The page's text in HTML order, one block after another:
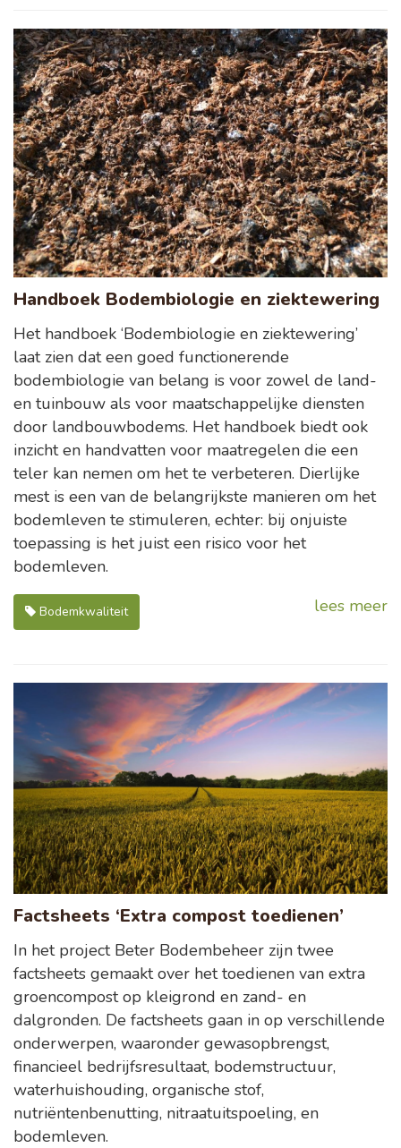
Handboek Bodembiologie en ziektewering
Het handboek ‘Bodembiologie en ziektewering’
laat zien dat een goed functionerende
bodembiologie van belang is voor zowel de land-
en tuinbouw als voor maatschappelijke diensten
door landbouwbodems. Het handboek biedt ook
inzicht en handvatten voor maatregelen die een
teler kan nemen om het te verbeteren. Dierlijke
mest is een van de belangrijkste manieren om het
bodemleven te stimuleren, echter: bij onjuiste
toepassing is het juist een risico voor het
bodemleven.
Bodemkwaliteit lees meer
Factsheets ‘Extra compost toedienen’
In het project Beter Bodembeheer zijn twee
factsheets gemaakt over het toedienen van extra
groencompost op kleigrond en zand- en
dalgronden. De factsheets gaan in op verschillende
onderwerpen, waaronder gewasopbrengst,
financieel bedrijfsresultaat, bodemstructuur,
waterhuishouding, organische stof,
nutriëntenbenutting, nitraatuitspoeling, en
bodemleven.